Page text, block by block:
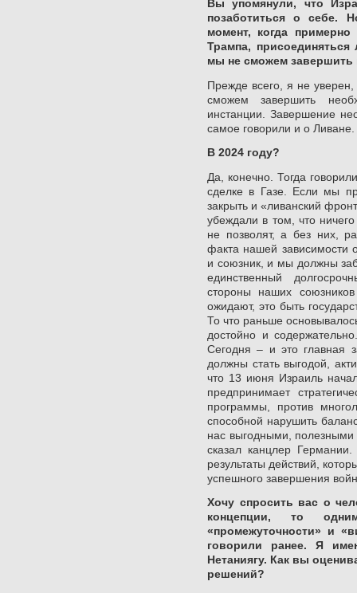
Вы упомянули, что
позаботиться о себе.
момент, когда
Трампа, присоединяться
мы не сможем завершить
Прежде всего, я не
сможем завершить
инстанции. Завершение
самое говорили и о Ливане.
В 2024 году?
Да, конечно. Тогда
сделке в Газе. Если мы
закрыть и «ливанский
убеждали в том, что
не позволят, а без них,
факта нашей
и союзник, и мы должны
единственный
стороны наших
ожидают, это быть
То что раньше
достойно и
Сегодня – и это главная
должны стать выгодой,
что 13 июня Израиль
предпринимает
программы, против
способной нарушить
нас выгодными,
сказал канцлер
результаты действий,
успешного завершения
Хочу спросить вас о
концепции, то
«промежуточности» и
говорили ранее. Я
Нетаниягу. Как вы
решений?